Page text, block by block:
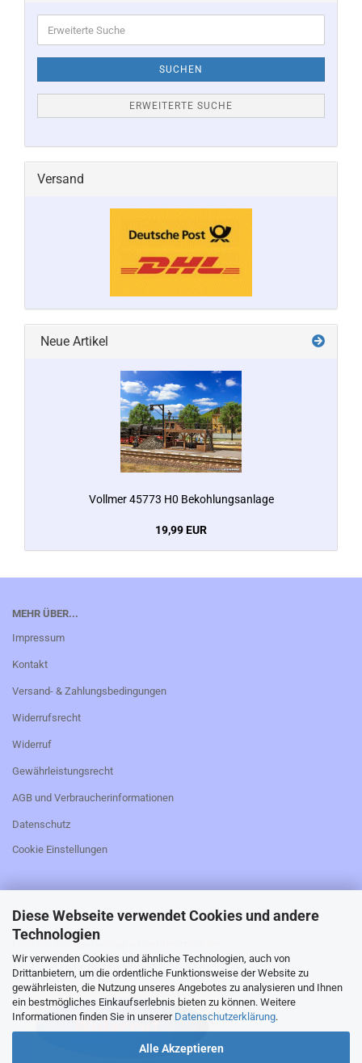
Diese Webseite verwendet Cookies und andere
Technologien
Wir verwenden Cookies und ähnliche Technologien, auch von
Drittanbietern, um die ordentliche Funktionsweise der Website zu
gewährleisten, die Nutzung unseres Angebotes zu analysieren und Ihnen
ein bestmögliches Einkaufserlebnis bieten zu können. Weitere
Informationen finden Sie in unserer Datenschutzerklärung.
Alle Akzeptieren
Suche
SUCHEN
ERWEITERTE SUCHE
Versand
Neue Artikel
Vollmer 45773 H0 Bekohlungsanlage
19,99 EUR
MEHR ÜBER...
Impressum
Kontakt
Versand- & Zahlungsbedingungen
Widerrufsrecht
Widerruf
Gewährleistungsrecht
AGB und Verbraucherinformationen
Datenschutz
Cookie Einstellungen
_________________________________________________
Falls Sie den Kaufvertrag widerrufen möchten,
bitte hier klicken: